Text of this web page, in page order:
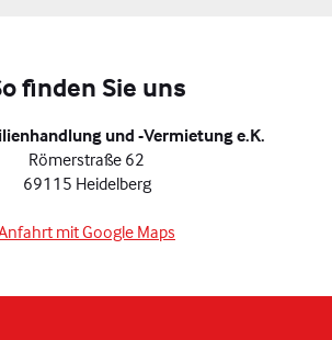
finden Sie uns
und -Vermietung e.K.
Römerstraße 62
69115 Heidelberg
mit Google Maps